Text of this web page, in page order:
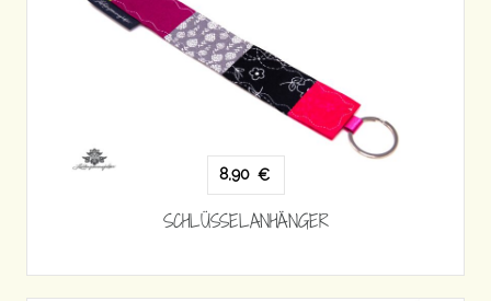
8,90 €
SCHLÜSSELANHÄNGER